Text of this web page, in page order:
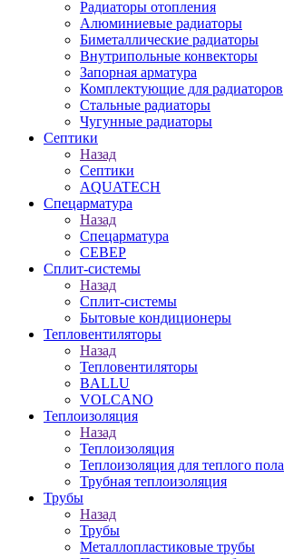
Радиаторы отопления
Алюминиевые радиаторы
Биметаллические радиаторы
Внутрипольные конвекторы
Запорная арматура
Комплектующие для радиаторов
Стальные радиаторы
Чугунные радиаторы
Септики
Назад
Септики
AQUATECH
Спецарматура
Назад
Спецарматура
СЕВЕР
Сплит-системы
Назад
Сплит-системы
Бытовые кондиционеры
Тепловентиляторы
Назад
Тепловентиляторы
BALLU
VOLCANO
Теплоизоляция
Назад
Теплоизоляция
Теплоизоляция для теплого пола
Трубная теплоизоляция
Трубы
Назад
Трубы
Металлопластиковые трубы